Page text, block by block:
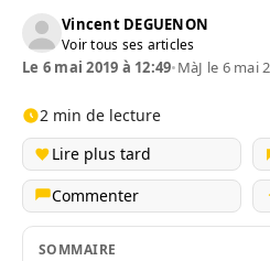
Vincent DEGUENON
Voir tous ses articles
Le 6 mai 2019 à 12:49•MàJ le 6 mai
2 min de lecture
Lire plus tard
Commenter
SOMMAIRE